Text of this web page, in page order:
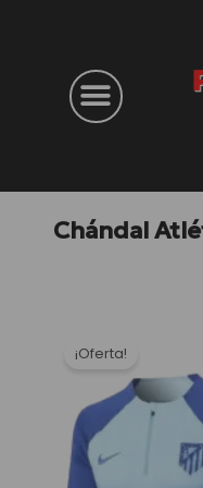
Chándal
¡Oferta!